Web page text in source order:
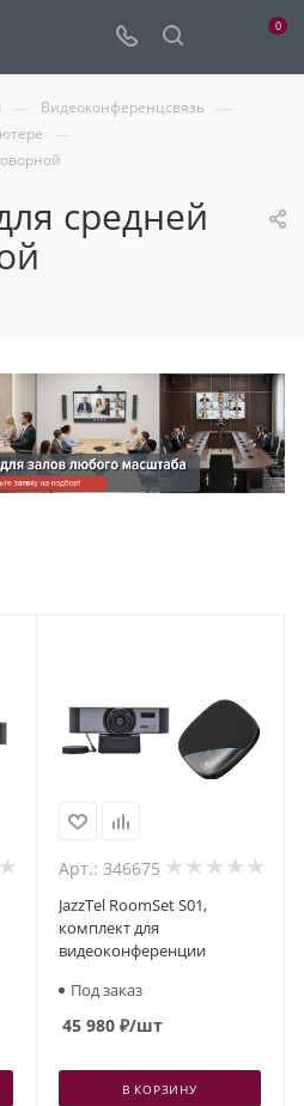
0
— Видеоконференцсвязь —
—
средней
Арт.: 346675
JazzTel RoomSet S01,
комплект для
видеоконференции
Под заказ
45 980₽/шт
В КОРЗИНУ